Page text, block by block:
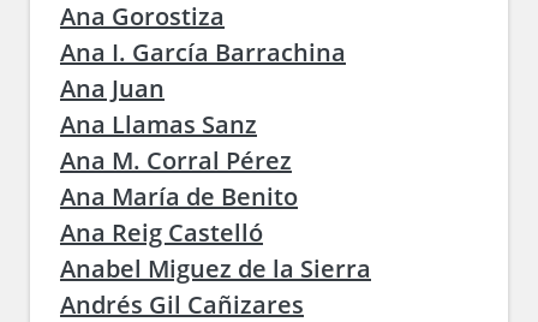
Ana Gorostiza
Ana I. García Barrachina
Ana Juan
Ana Llamas Sanz
Ana M. Corral Pérez
Ana María de Benito
Ana Reig Castelló
Anabel Miguez de la Sierra
Andrés Gil Cañizares